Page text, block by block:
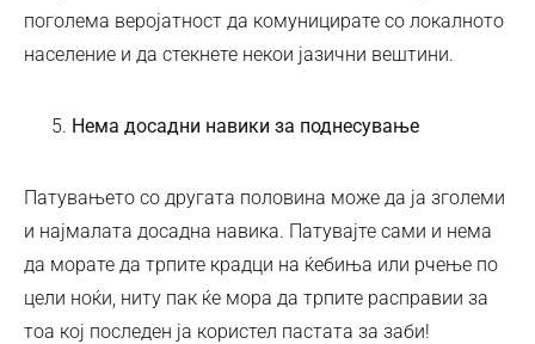
поголема веројатност да комуницирате со локалното
население и да стекнете некои јазични вештини.
Нема досадни навики за поднесување
Патувањето со другата половина може да ја зголеми
и најмалата досадна навика. Патувајте сами и нема
да морате да трпите крадци на ќебиња или рчење по
цели ноќи, ниту пак ќе мора да трпите расправии за
тоа кој последен ја користел пастата за заби!